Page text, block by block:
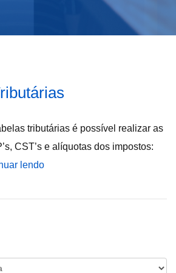
tributárias é possível realizar as
CST’s e alíquotas dos impostos:
lendo